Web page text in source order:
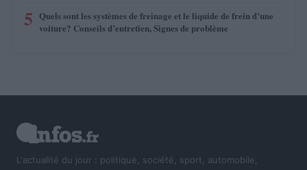
5 Quels sont les systèmes de freinage et le liquide de frein d’une
voiture? Conseils d’entretien, Signes de problème
L'actualité du jour : politique, société, sport, automobile,